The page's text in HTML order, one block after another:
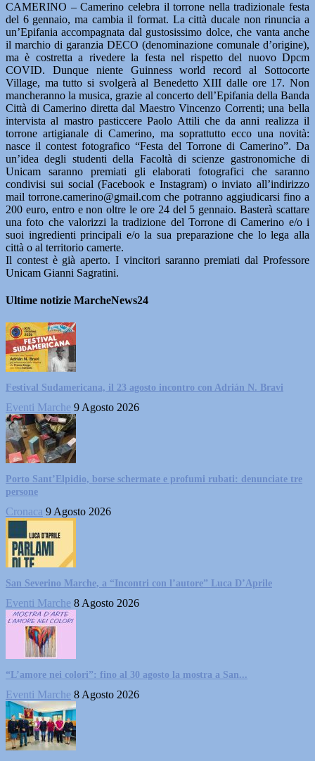
CAMERINO – Camerino celebra il torrone nella tradizionale festa
del 6 gennaio, ma cambia il format. La città ducale non rinuncia a
un’Epifania accompagnata dal gustosissimo dolce, che vanta anche
il marchio di garanzia DECO (denominazione comunale d’origine),
ma è costretta a rivedere la festa nel rispetto del nuovo Dpcm
COVID. Dunque niente Guinness world record al Sottocorte
Village, ma tutto si svolgerà al Benedetto XIII dalle ore 17. Non
mancheranno la musica, grazie al concerto dell’Epifania della Banda
Città di Camerino diretta dal Maestro Vincenzo Correnti; una bella
intervista al mastro pasticcere Paolo Attili che da anni realizza il
torrone artigianale di Camerino, ma soprattutto ecco una novità:
nasce il contest fotografico “Festa del Torrone di Camerino”. Da
un’idea degli studenti della Facoltà di scienze gastronomiche di
Unicam saranno premiati gli elaborati fotografici che saranno
condivisi sui social (Facebook e Instagram) o inviato all’indirizzo
mail torrone.camerino@gmail.com che potranno aggiudicarsi fino a
200 euro, entro e non oltre le ore 24 del 5 gennaio. Basterà scattare
una foto che valorizzi la tradizione del Torrone di Camerino e/o i
suoi ingredienti principali e/o la sua preparazione che lo lega alla
città o al territorio camerte.
Il contest è già aperto. I vincitori saranno premiati dal Professore
Unicam Gianni Sagratini.
Ultime notizie MarcheNews24
Festival Sudamericana, il 23 agosto incontro con Adrián N. Bravi
Eventi Marche 9 Agosto 2026
Porto Sant’Elpidio, borse schermate e profumi rubati: denunciate tre
persone
Cronaca 9 Agosto 2026
San Severino Marche, a “Incontri con l’autore” Luca D’Aprile
Eventi Marche 8 Agosto 2026
“L’amore nei colori”: fino al 30 agosto la mostra a San...
Eventi Marche 8 Agosto 2026